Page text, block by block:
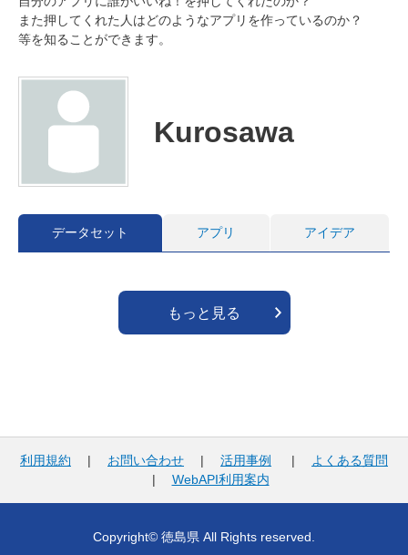
また押してくれた人はどのようなアプリを作っているのか？
等を知ることができます。
Kurosawa
データセット アプリ アイデア
もっと見る
利用規約 | お問い合わせ | 活用事例 |
よくある質問
| WebAPI利用案内
Copyright© 徳島県 All Rights reserved.